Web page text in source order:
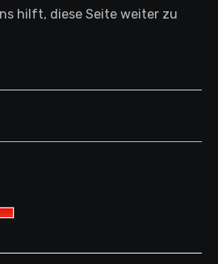
hilft, diese Seite weiter zu